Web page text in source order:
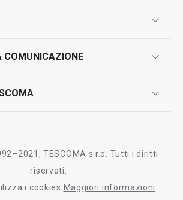
COMUNICAZIONE
TESCOMA s.r.o. Tutti i diritti
riservati.
i cookies Maggiori informazioni